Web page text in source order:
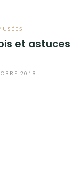
et astuces
2019